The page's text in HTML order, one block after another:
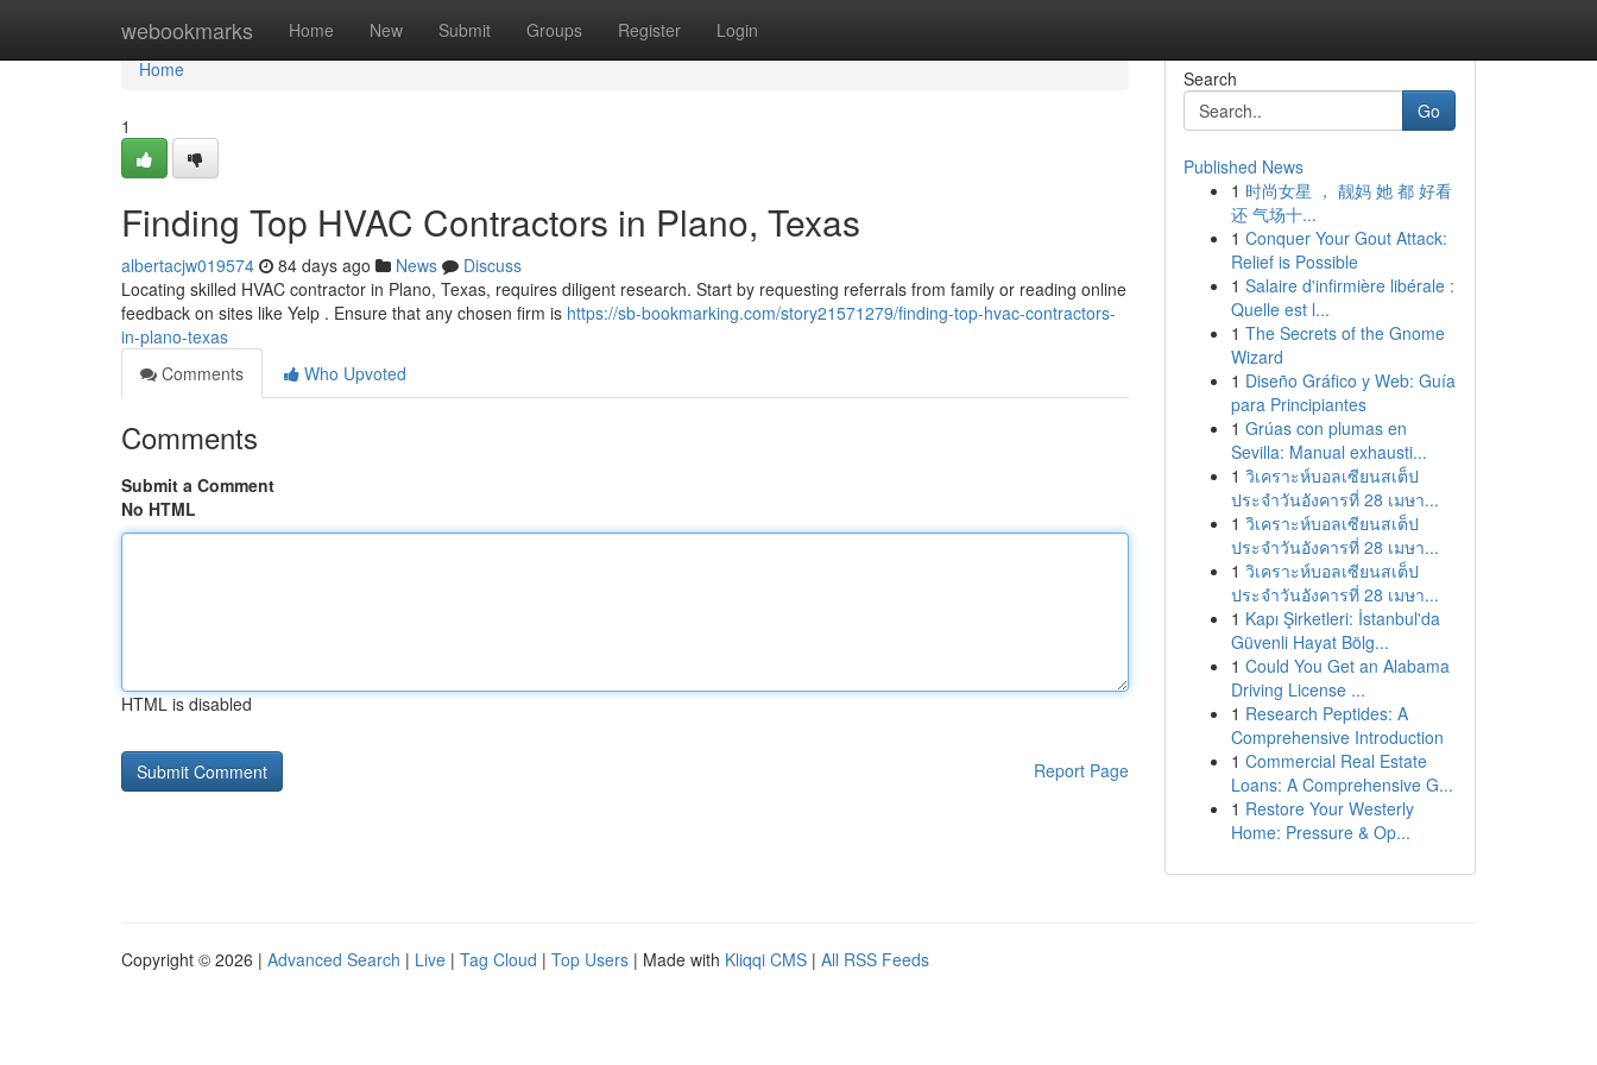
webookmarks Home New Submit Groups Register Login
Home
Home
1
Finding Top HVAC Contractors in Plano, Texas
albertacjw019574 84 days ago News
Discuss
Locating skilled HVAC contractor in Plano, Texas, requires diligent research. Start by requesting referrals from family or reading online
feedback on sites like Yelp . Ensure that any chosen firm is https://sb-bookmarking.com/story21571279/finding-top-hvac-contractors-
in-plano-texas
Comments
Who Upvoted
Comments
Submit a Comment
No HTML
HTML is disabled
Report Page
Search
Go
Published News
1 时尚女星 ， 靓妈 她 都 好看
还 气场十...
1 Conquer Your Gout Attack:
Relief is Possible
1 Salaire d'infirmière libérale :
Quelle est l...
1 The Secrets of the Gnome
Wizard
1 Diseño Gráfico y Web: Guía
para Principiantes
1 Grúas con plumas en
Sevilla: Manual exhausti...
1 วิเคราะห์บอลเซียนสเต็ป
ประจำวันอังคารที่ 28 เมษา...
1 วิเคราะห์บอลเซียนสเต็ป
ประจำวันอังคารที่ 28 เมษา...
1 วิเคราะห์บอลเซียนสเต็ป
ประจำวันอังคารที่ 28 เมษา...
1 Kapı Şirketleri: İstanbul'da
Güvenli Hayat Bölg...
1 Could You Get an Alabama
Driving License ...
1 Research Peptides: A
Comprehensive Introduction
1 Commercial Real Estate
Loans: A Comprehensive G...
1 Restore Your Westerly
Home: Pressure & Op...
Copyright © 2026 | Advanced Search | Live | Tag Cloud | Top Users | Made with Kliqqi CMS | All RSS Feeds